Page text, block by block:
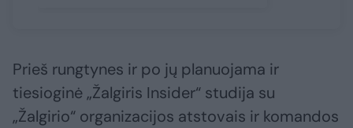
Prieš rungtynes ir po jų planuojama ir
tiesioginė „Žalgiris Insider“ studija su
„Žalgirio“ organizacijos atstovais ir komandos